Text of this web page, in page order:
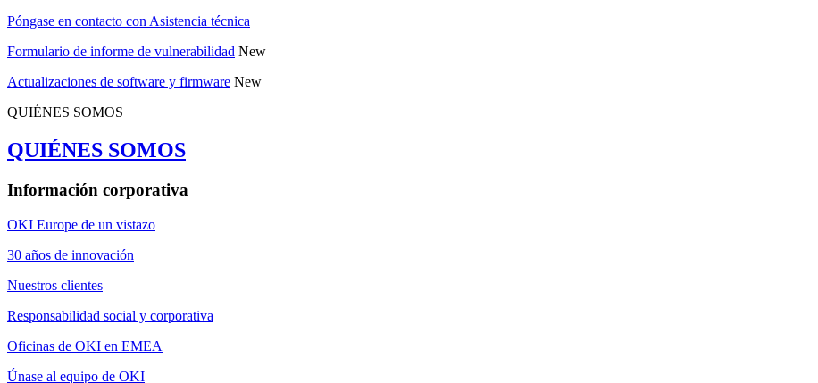
Póngase en contacto con Asistencia técnica
Formulario de informe de vulnerabilidad New
Actualizaciones de software y firmware New
QUIÉNES SOMOS
QUIÉNES SOMOS
Información corporativa
OKI Europe de un vistazo
30 años de innovación
Nuestros clientes
Responsabilidad social y corporativa
Oficinas de OKI en EMEA
Únase al equipo de OKI